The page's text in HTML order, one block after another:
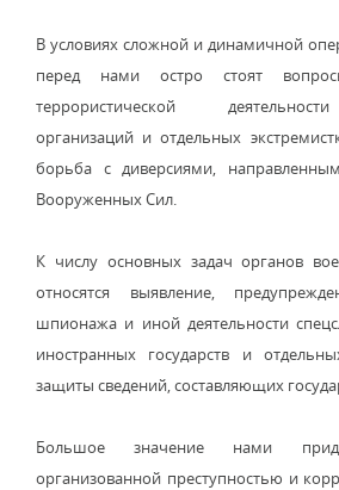
В условиях сложной и динамичной
перед нами остро стоят
террористической
организаций и отдельных
борьба с диверсиями,
Вооруженных Сил.
К числу основных задач органов
относятся выявление,
шпионажа и иной деятельности
иностранных государств и
защиты сведений, составляющих
Большое значение нами
организованной преступностью и